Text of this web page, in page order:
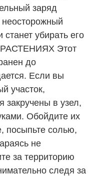
заряд
неосторожный
убирать его
Этот
до
Если вы
участок,
закручены в узел,
Обойдите их
посыпьте солью,
не
за территорию
следя за